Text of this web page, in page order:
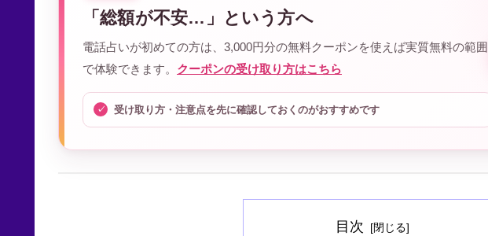
「総額が不安…」という方へ
電話占いが初めての方は、3,000円分の無料クーポンを使えば実質無料の範囲
で体験できます。 クーポンの受け取り方はこちら
受け取り方・注意点を先に確認しておくのがおすすめです
目次